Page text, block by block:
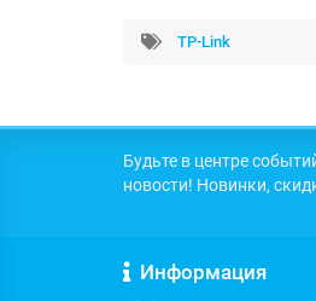
TP-Link
Будьте в центре
новости! Новинки,
Информация